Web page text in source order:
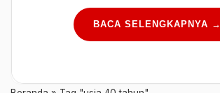
BACA SELENGKAPNYA →